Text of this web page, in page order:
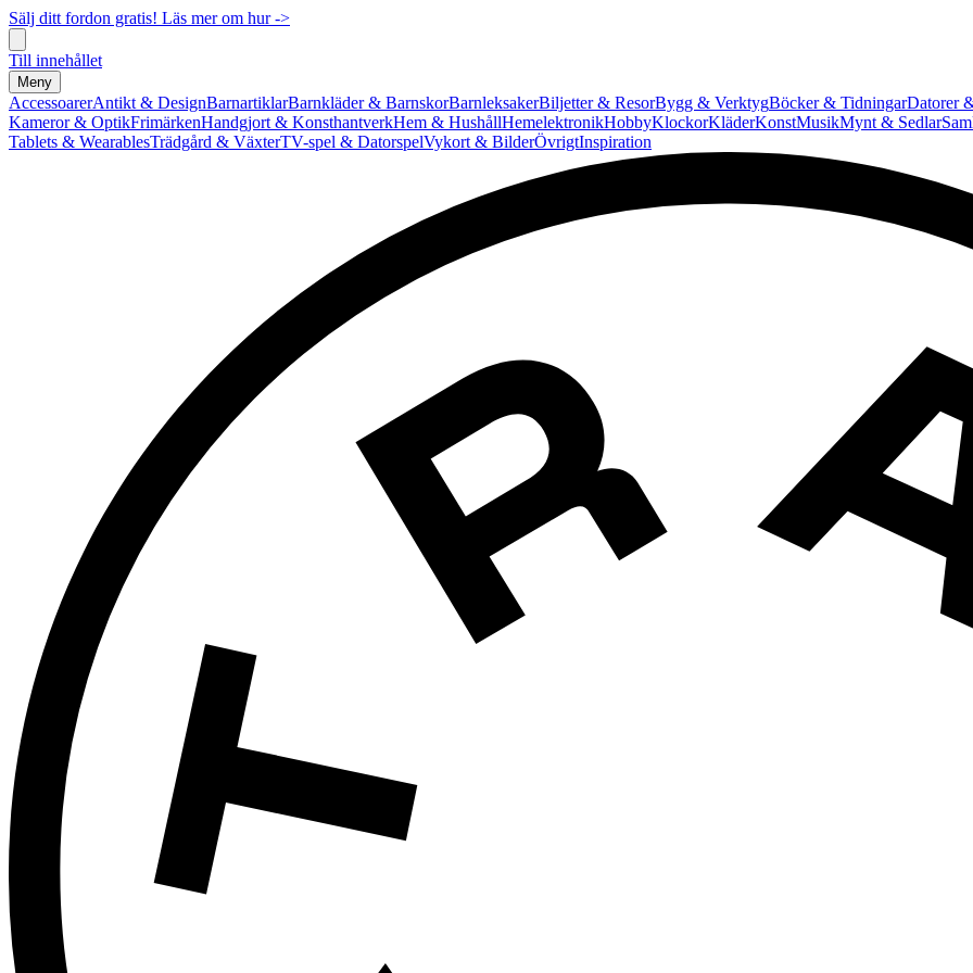
Sälj ditt fordon gratis! Läs mer om hur ->
Till innehållet
Meny
AccessoarerAntikt & DesignBarnartiklarBarnkläder & BarnskorBarnleksakerBiljetter & ResorBygg & VerktygBöcker & TidningarDatorer
Kameror & OptikFrimärkenHandgjort & KonsthantverkHem & HushållHemelektronikHobbyKlockorKläderKonstMusikMynt & Sedlar
Tablets & WearablesTrädgård & VäxterTV-spel & DatorspelVykort & BilderÖvrigtInspiration